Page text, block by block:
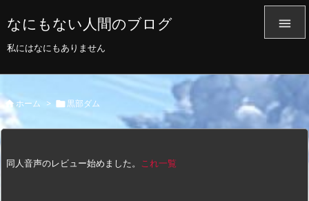
なにもない人間のブログ
私にはなにもありません

 ホーム > 黒部ダム
同人音声のレビュー始めました。 これ一覧